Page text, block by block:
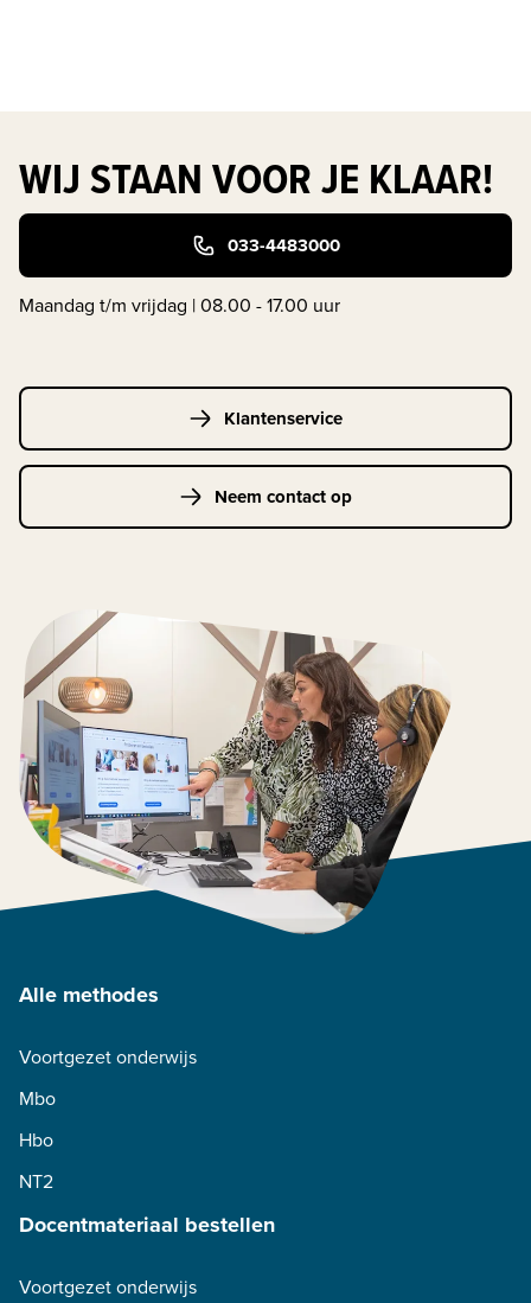
WIJ STAAN VOOR JE KLAAR!
033-4483000
Maandag t/m vrijdag | 08.00 - 17.00 uur
Klantenservice
Neem contact op
Alle methodes
Voortgezet onderwijs
Mbo
Hbo
NT2
Docentmateriaal bestellen
Voortgezet onderwijs